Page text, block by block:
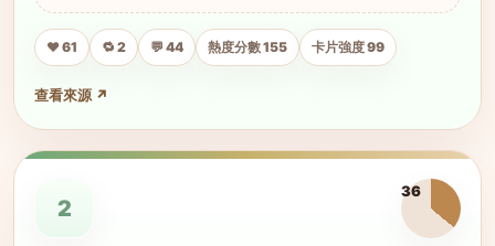
❤️ 61 🔁 2 💬 44 熱度分數 155 卡片強度 99
查看來源 ↗
2
36